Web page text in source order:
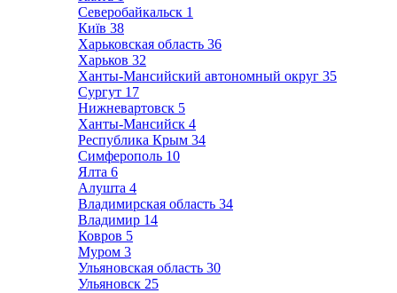
Северобайкальск 1
Київ 38
Харьковская область 36
Харьков 32
Ханты-Мансийский автономный округ 35
Сургут 17
Нижневартовск 5
Ханты-Мансийск 4
Республика Крым 34
Симферополь 10
Ялта 6
Алушта 4
Владимирская область 34
Владимир 14
Ковров 5
Муром 3
Ульяновская область 30
Ульяновск 25